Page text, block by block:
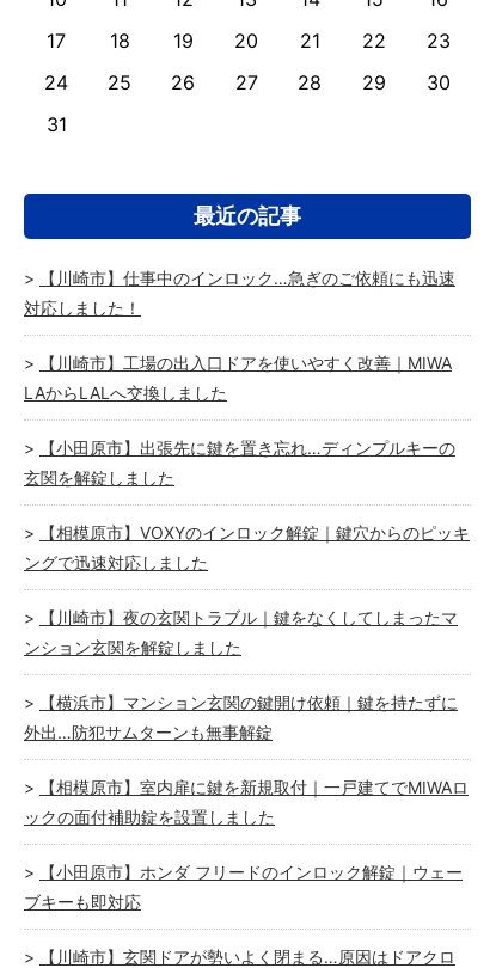
17
18 19 20 21 22
23
24
25 26 27 28 29
30
31
最近の記事
【川崎市】仕事中のインロック…急ぎのご依頼にも迅速
対応しました！
【川崎市】工場の出入口ドアを使いやすく改善｜MIWA
LAからLALへ交換しました
【小田原市】出張先に鍵を置き忘れ…ディンプルキーの
玄関を解錠しました
【相模原市】VOXYのインロック解錠｜鍵穴からのピッキ
ングで迅速対応しました
【川崎市】夜の玄関トラブル｜鍵をなくしてしまったマ
ンション玄関を解錠しました
【横浜市】マンション玄関の鍵開け依頼｜鍵を持たずに
外出…防犯サムターンも無事解錠
【相模原市】室内扉に鍵を新規取付｜一戸建てでMIWAロ
ックの面付補助錠を設置しました
【小田原市】ホンダ フリードのインロック解錠｜ウェー
ブキーも即対応
【川崎市】玄関ドアが勢いよく閉まる…原因はドアクロ